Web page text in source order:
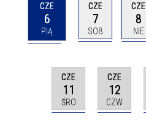
CZE
6
PIĄ
CZE
7
SOB
CZE
8
NIE
CZE
11
ŚRO
CZE
12
CZW